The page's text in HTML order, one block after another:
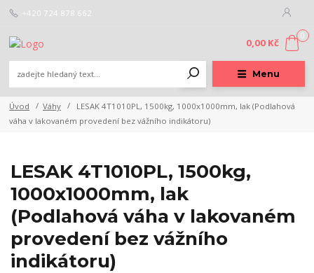
Menu
+420 724 878 662
0
0,00 Kč
Úvod Váhy
LESAK 4T1010PL, 1500kg, 1000x1000mm, lak (Podlahová
váha v lakovaném provedení bez vážního indikátoru)
LESAK 4T1010PL, 1500kg,
1000x1000mm, lak
(Podlahová váha v lakovaném
provedení bez vážního
indikátoru)